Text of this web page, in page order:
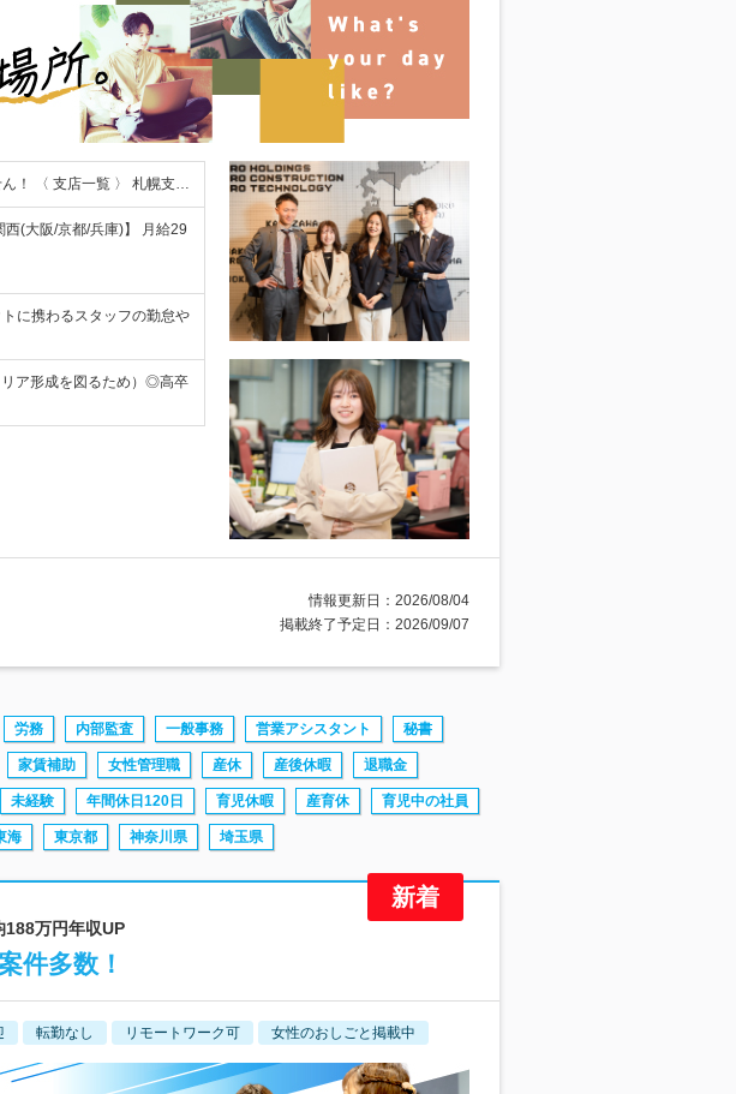
！ 〈 支店一覧 〉 札幌支…
西(大阪/京都/兵庫)】 月給29
に携わるスタッフの勤怠や
ア形成を図るため）◎高卒
情報更新日：2026/08/04
掲載終了予定日：2026/09/07
労務 内部監査 一般事務 営業アシスタント 秘書
家賃補助 女性管理職 産休 産後休暇 退職金
未経験 年間休日120日 育児休暇 産育休 育児中の社員
海 東京都 神奈川県 埼玉県
188万円年収UP
件多数！
転勤なし リモートワーク可 女性のおしごと掲載中